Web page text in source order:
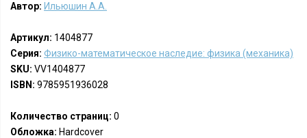
Автор: Ильюшин А.А.
Артикул: 1404877
Серия: Физико-математическое наследие: физика (механика)
SKU: VV1404877
ISBN: 9785951936028
Количество страниц: 0
Обложка: Hardcover